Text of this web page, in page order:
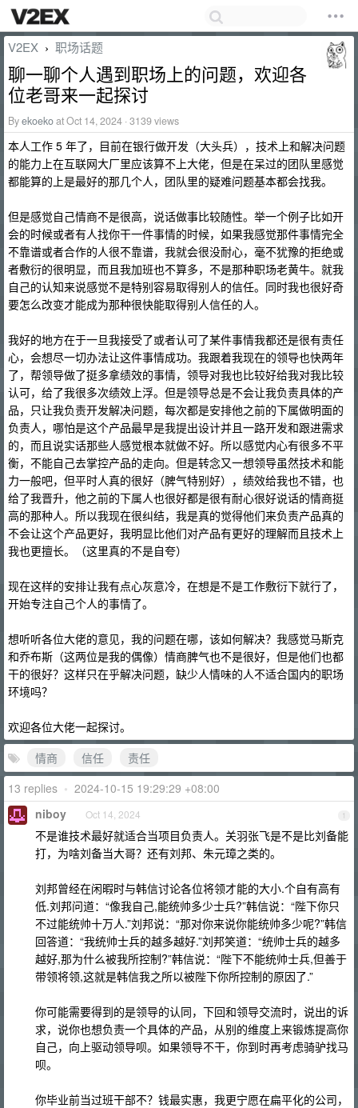
V2EX › 职场话题
聊一聊个人遇到职场上的问题，欢迎各
位老哥来一起探讨
Byekoekoat Oct 14, 2024 · 3139 views
本人工作 5 年了，目前在银行做开发（大头兵），技术上和解决问题
的能力上在互联网大厂里应该算不上大佬，但是在呆过的团队里感觉
都能算的上是最好的那几个人，团队里的疑难问题基本都会找我。
但是感觉自己情商不是很高，说话做事比较随性。举一个例子比如开
会的时候或者有人找你干一件事情的时候，如果我感觉那件事情完全
不靠谱或者合作的人很不靠谱，我就会很没耐心，毫不犹豫的拒绝或
者敷衍的很明显，而且我加班也不算多，不是那种职场老黄牛。就我
自己的认知来说感觉不是特别容易取得别人的信任。同时我也很好奇
要怎么改变才能成为那种很快能取得别人信任的人。
我好的地方在于一旦我接受了或者认可了某件事情我都还是很有责任
心，会想尽一切办法让这件事情成功。我跟着我现在的领导也快两年
了，帮领导做了挺多拿绩效的事情，领导对我也比较好给我对我比较
认可，给了我很多次绩效上浮。但是领导总是不会让我负责具体的产
品，只让我负责开发解决问题，每次都是安排他之前的下属做明面的
负责人，哪怕是这个产品最早是我提出设计并且一路开发和跟进需求
的，而且说实话那些人感觉根本就做不好。所以感觉内心有很多不平
衡，不能自己去掌控产品的走向。但是转念又一想领导虽然技术和能
力一般吧，但平时人真的很好（脾气特别好），绩效给我也不错，也
给了我晋升，他之前的下属人也很好都是很有耐心很好说话的情商挺
高的那种人。所以我现在很纠结，我是真的觉得他们来负责产品真的
不会让这个产品更好，我明显比他们对产品有更好的理解而且技术上
我也更擅长。（这里真的不是自夸）
现在这样的安排让我有点心灰意冷，在想是不是工作敷衍下就行了，
开始专注自己个人的事情了。
想听听各位大佬的意见，我的问题在哪，该如何解决？我感觉马斯克
和乔布斯（这两位是我的偶像）情商脾气也不是很好，但是他们也都
干的很好？这样只在乎解决问题，缺少人情味的人不适合国内的职场
环境吗？
欢迎各位大佬一起探讨。
情商
信任
责任
13 replies • 2024-10-15 19:29:29 +08:00
1
niboy Oct 14, 2024
不是谁技术最好就适合当项目负责人。关羽张飞是不是比刘备能
打，为啥刘备当大哥？还有刘邦、朱元璋之类的。
刘邦曾经在闲暇时与韩信讨论各位将领才能的大小.个自有高有
低.刘邦问道：“像我自己,能统帅多少士兵?”韩信说：“陛下你只
不过能统帅十万人.”刘邦说：“那对你来说你能统帅多少呢?”韩信
回答道：“我统帅士兵的越多越好.”刘邦笑道：“统帅士兵的越多
越好,那为什么被我所控制?”韩信说：“陛下不能统帅士兵,但善于
带领将领,这就是韩信我之所以被陛下你所控制的原因了.”
你可能需要得到的是领导的认同，下回和领导交流时，说出的诉
求，说你也想负责一个具体的产品，从别的维度上来锻炼提高你
自己，向上驱动领导呗。如果领导不干，你到时再考虑骑驴找马
呗。
你毕业前当过班干部不？钱最实惠，我更宁愿在扁平化的公司，